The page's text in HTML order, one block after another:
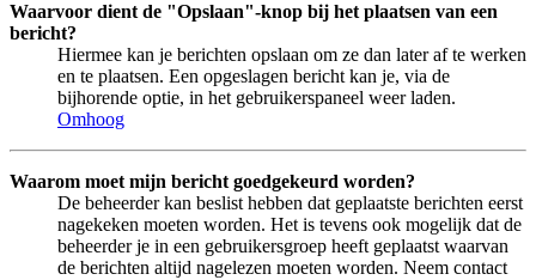
Waarvoor dient de "Opslaan"-knop bij het plaatsen van een
bericht?
Hiermee kan je berichten opslaan om ze dan later af te werken
en te plaatsen. Een opgeslagen bericht kan je, via de
bijhorende optie, in het gebruikerspaneel weer laden.
Omhoog
Waarom moet mijn bericht goedgekeurd worden?
De beheerder kan beslist hebben dat geplaatste berichten eerst
nagekeken moeten worden. Het is tevens ook mogelijk dat de
beheerder je in een gebruikersgroep heeft geplaatst waarvan
de berichten altijd nagelezen moeten worden. Neem contact